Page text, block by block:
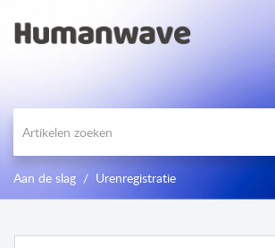
Aan de slag Urenregistratie